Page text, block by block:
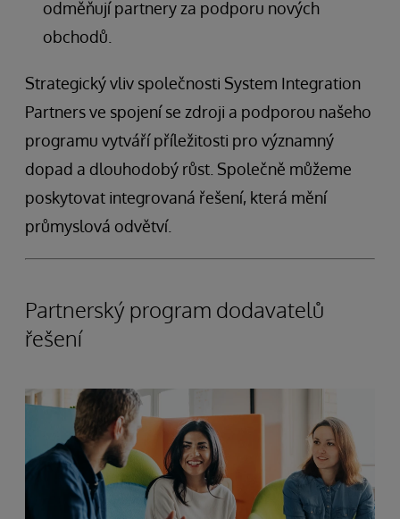
odměňují partnery za podporu nových
obchodů.
Strategický vliv společnosti System Integration
Partners ve spojení se zdroji a podporou našeho
programu vytváří příležitosti pro významný
dopad a dlouhodobý růst. Společně můžeme
poskytovat integrovaná řešení, která mění
průmyslová odvětví.
Partnerský program dodavatelů
řešení